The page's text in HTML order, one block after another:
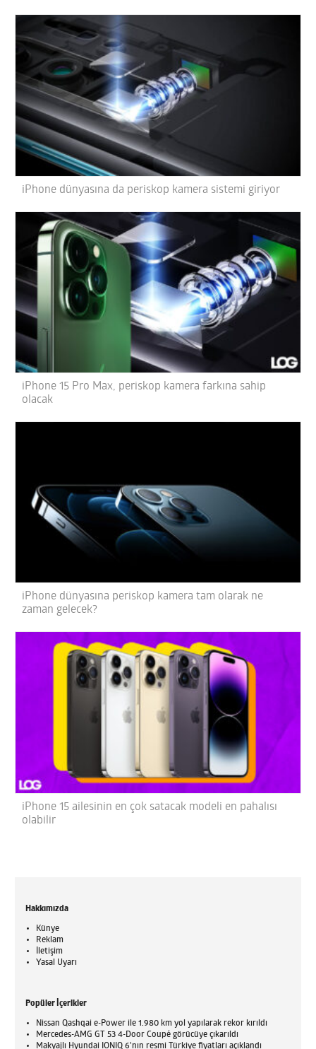
iPhone dünyasına da periskop kamera sistemi giriyor
iPhone 15 Pro Max, periskop kamera farkına sahip
olacak
iPhone dünyasına periskop kamera tam olarak ne
zaman gelecek?
iPhone 15 ailesinin en çok satacak modeli en pahalısı
olabilir
Hakkımızda
Künye
Reklam
İletişim
Yasal Uyarı
Popüler İçerikler
Nissan Qashqai e-Power ile 1.980 km yol yapılarak rekor kırıldı
Mercedes-AMG GT 53 4-Door Coupé görücüye çıkarıldı
Makyajlı Hyundai IONIQ 6'nın resmi Türkiye fiyatları açıklandı